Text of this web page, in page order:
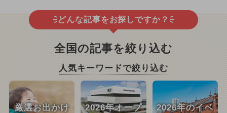
どんな記事をお探しですか？
全国の記事を絞り込む
人気キーワードで絞り込む
厳選お出かけ
2026年オープ
2026年のイベ